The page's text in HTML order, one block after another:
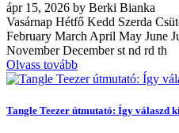
ápr 15, 2026 by Berki Bianka
Vasárnap Hétfő Kedd Szerda
February March April May June
November December st nd rd th
Olvass tovább
Tangle Teezer útmutató: Így válaszd